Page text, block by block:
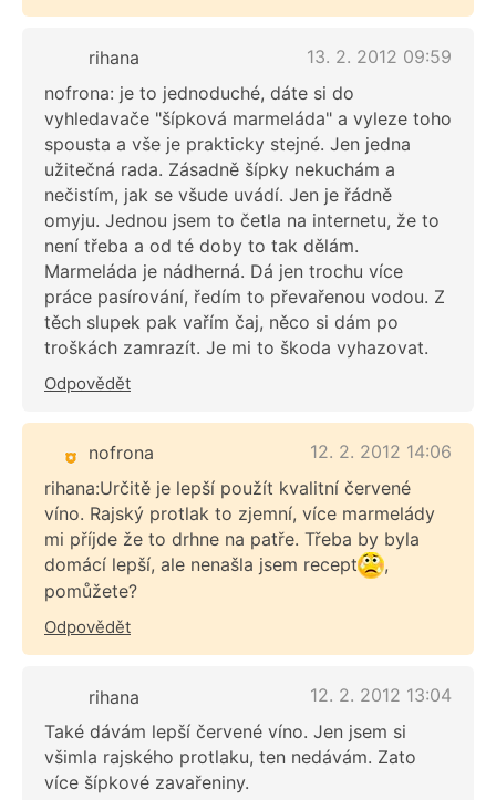
rihana
13. 2. 2012 09:59
nofrona: je to jednoduché, dáte si do
vyhledavače "šípková marmeláda" a vyleze toho
spousta a vše je prakticky stejné. Jen jedna
užitečná rada. Zásadně šípky nekuchám a
nečistím, jak se všude uvádí. Jen je řádně
omyju. Jednou jsem to četla na internetu, že to
není třeba a od té doby to tak dělám.
Marmeláda je nádherná. Dá jen trochu více
práce pasírování, ředím to převařenou vodou. Z
těch slupek pak vařím čaj, něco si dám po
troškách zamrazít. Je mi to škoda vyhazovat.
Odpovědět
nofrona
12. 2. 2012 14:06
rihana:Určitě je lepší použít kvalitní červené
víno. Rajský protlak to zjemní, více marmelády
mi příjde že to drhne na patře. Třeba by byla
domácí lepší, ale nenašla jsem recept
,
pomůžete?
Odpovědět
rihana
12. 2. 2012 13:04
Také dávám lepší červené víno. Jen jsem si
všimla rajského protlaku, ten nedávám. Zato
více šípkové zavařeniny.